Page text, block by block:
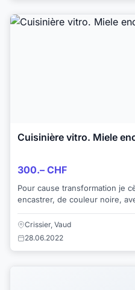
Cuisinière vitro. Miele
300.– CHF
Pour cause transformation je
encastrer, de couleur noire,
Crissier, Vaud
28.06.2022